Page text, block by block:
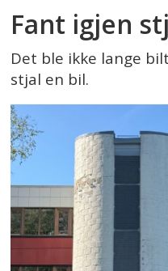
Fant igjen
Det ble ikke lange
stjal en bil.